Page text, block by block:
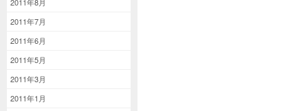
2011年8月
2011年7月
2011年6月
2011年5月
2011年3月
2011年1月